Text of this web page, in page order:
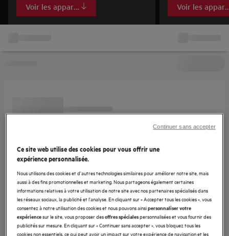
Voir les appareils Voir les
Ce site web utilise des cookies pour vous offrir une
expérience personnalisée.
Nous utilisons des cookies et d'autres technologies similaires pour améliorer notre site, mais
aussi à des fins promotionnelles et marketing. Nous partageons également certaines
informations relatives à votre utilisation de notre site avec nos partenaires spécialisés dans
les réseaux sociaux, la publicité et l'analyse. En cliquant sur « Accepter tous les cookies », vous
consentez à notre utilisation des cookies et nous pouvons ainsipersonnaliser votre
expériencesur le site, vous proposer desoffres spécialespersonnalisées et vous fournir des
publicités sur mesure. En cliquant sur « Continuer sans accepter », vous bloquez tous les
cookies non essentiels, ce qui peut avoir un impact sur votre expérience de navigation et les
Continuer sans accepter